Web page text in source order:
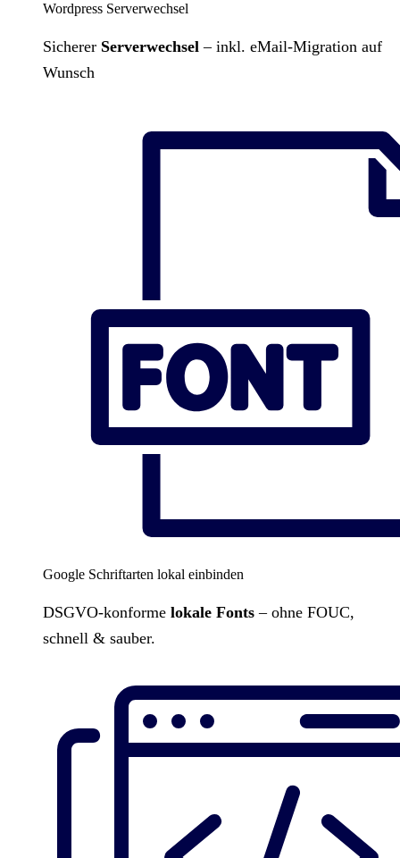
Wordpress Serverwechsel
Sicherer Serverwechsel – inkl. eMail-Migration auf
Wunsch
Google Schriftarten lokal einbinden
DSGVO-konforme lokale Fonts – ohne FOUC,
schnell & sauber.